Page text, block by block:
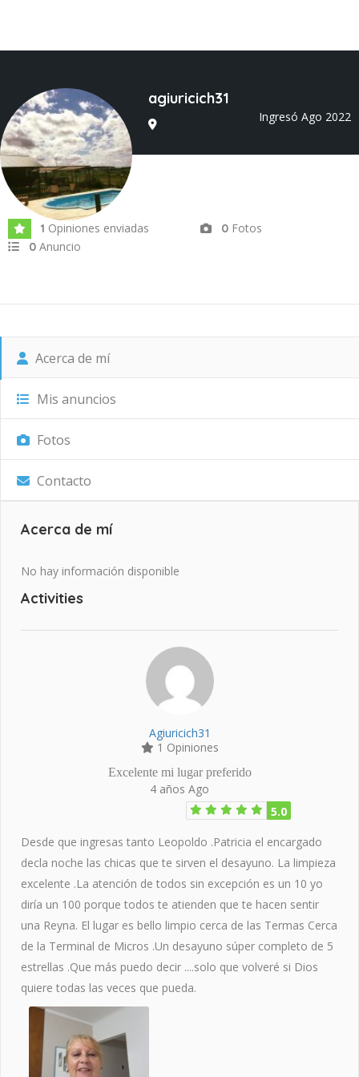
agiuricich31
Ingresó Ago 2022
1 Opiniones enviadas 0 Fotos
0 Anuncio
Acerca de mí
Mis anuncios
Fotos
Contacto
Acerca de mí
No hay información disponible
Activities
Agiuricich31
1 Opiniones
Excelente mi lugar preferido
4 años Ago
5.0
Desde que ingresas tanto Leopoldo .Patricia el encargado
decla noche las chicas que te sirven el desayuno. La limpieza
excelente .La atención de todos sin excepción es un 10 yo
diría un 100 porque todos te atienden que te hacen sentir
una Reyna. El lugar es bello limpio cerca de las Termas Cerca
de la Terminal de Micros .Un desayuno súper completo de 5
estrellas .Que más puedo decir ....solo que volveré si Dios
quiere todas las veces que pueda.